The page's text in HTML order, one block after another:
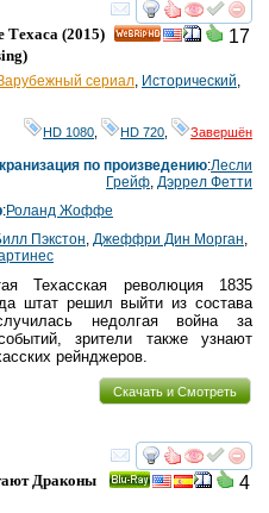
смотреть
17
Техаса (2015)
)
сериал Исторический
HD 1080 HD 720 Завершён
по произведению:Лесли
Грейф Дэррел Фетти
:Роланд Жоффе
Пэкстон Джеффри Дин Морган
Техасская революция 1835
штат решил выйти из состава
недолгая война за
зрители также узнают
рейнджеров.
Скачать и Смотреть
смотреть
4
Драконы